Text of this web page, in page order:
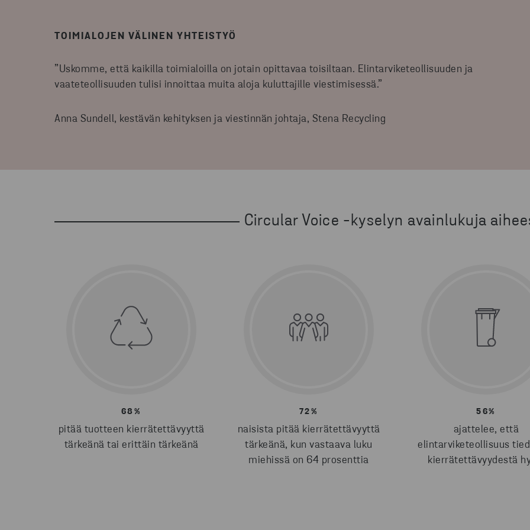
TOIMIALOJEN VÄLINEN YHTEISTYÖ
”Uskomme, että kaikilla toimialoilla on jotain opittavaa toisiltaan. Elintarviketeollisuuden ja
vaateteollisuuden tulisi innoittaa muita aloja kuluttajille viestimisessä.”
Anna Sundell, kestävän kehityksen ja viestinnän johtaja, Stena Recycling
Circular Voice -kyselyn avainlukuja
68%
pitää tuotteen kierrätettävyyttä
tärkeänä tai erittäin tärkeänä
72%
naisista pitää kierrätettävyyttä
tärkeänä, kun vastaava luku
miehissä on 64 prosenttia
56%
ajattelee, että
elintarviketeollisuus
kierrätettävyydestä